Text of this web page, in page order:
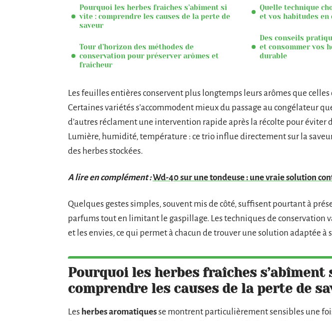
Pourquoi les herbes fraîches s’abîment si
vite : comprendre les causes de la perte de
saveur
Tour d’horizon des méthodes de
conservation pour préserver arômes et
fraîcheur
Quelle technique
et vos habitudes en
Des conseils
et consommer vos
durable
Les feuilles entières conservent plus longtemps leurs arômes que
Certaines variétés s’accommodent mieux du passage au congélateur
d’autres réclament une intervention rapide après la récolte pour éviter
Lumière, humidité, température : ce trio influe directement sur la
des herbes stockées.
A lire en complément :Wd-40 sur une tondeuse : une vraie solution
Quelques gestes simples, souvent mis de côté, suffisent pourtant à
parfums tout en limitant le gaspillage. Les techniques de conservation
et les envies, ce qui permet à chacun de trouver une solution adaptée à
Pourquoi les herbes fraîches s’abîment
comprendre les causes de la perte de
Les herbes aromatiquesse montrent particulièrement sensibles une